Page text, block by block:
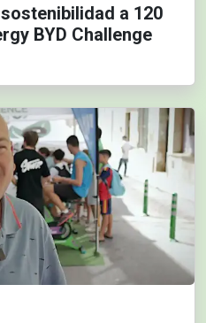
a 120
BYD Challenge